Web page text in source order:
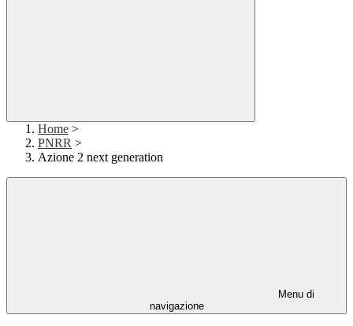
Home >
PNRR >
Azione 2 next generation
Menu di
navigazione